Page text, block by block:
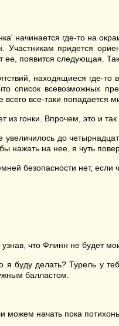
где-то на
придется
ее, появится следующая.
находящиеся где-
список всевозможных
все-таки попадается
из гонки. Впрочем, это и
до
нажать на нее, я чуть
безопасности нет, если
что Флинн не будет
делать? Турель у
балластом.
можем начать пока